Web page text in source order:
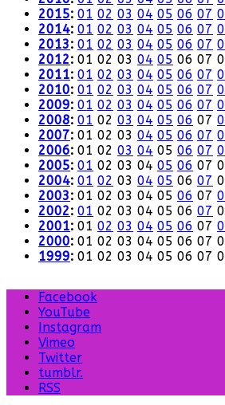
2015: 01 02 03 04 05 06 07
2014: 01 02 03 04 05 06 07
2013: 01 02 03 04 05 06 07
2012: 01 02 03 04 05 06 07
2011: 01 02 03 04 05 06 07
2010: 01 02 03 04 05 06 07
2009: 01 02 03 04 05 06 07
2008: 01 02 03 04 05 06 07
2007: 01 02 03 04 05 06 07
2006: 01 02 03 04 05 06 07
2005: 01 02 03 04 05 06 07
2004: 01 02 03 04 05 06 07
2003: 01 02 03 04 05 06 07
2002: 01 02 03 04 05 06 07
2001: 01 02 03 04 05 06 07
2000: 01 02 03 04 05 06 07
1999: 01 02 03 04 05 06 07
Facebook
YouTube
Instagram
Vimeo
Twitter
tumblr.
RSS